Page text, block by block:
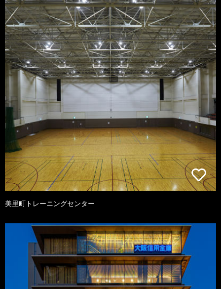
美里町トレーニングセンター